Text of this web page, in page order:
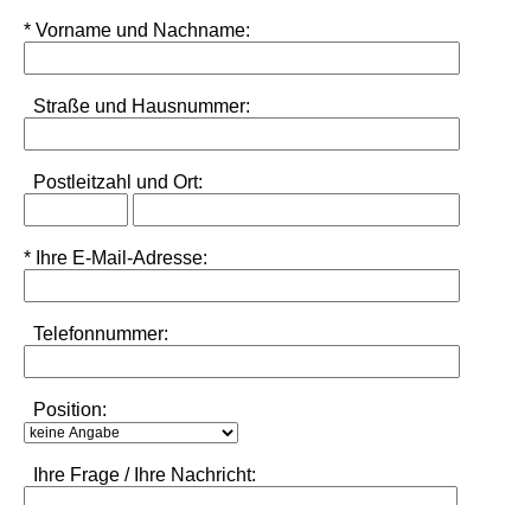
* Vorname und Nachname:
Straße und Hausnummer:
Postleitzahl undOrt:
* Ihre E-Mail-Adresse:
Telefonnummer:
Position:
Ihre Frage / Ihre Nachricht: